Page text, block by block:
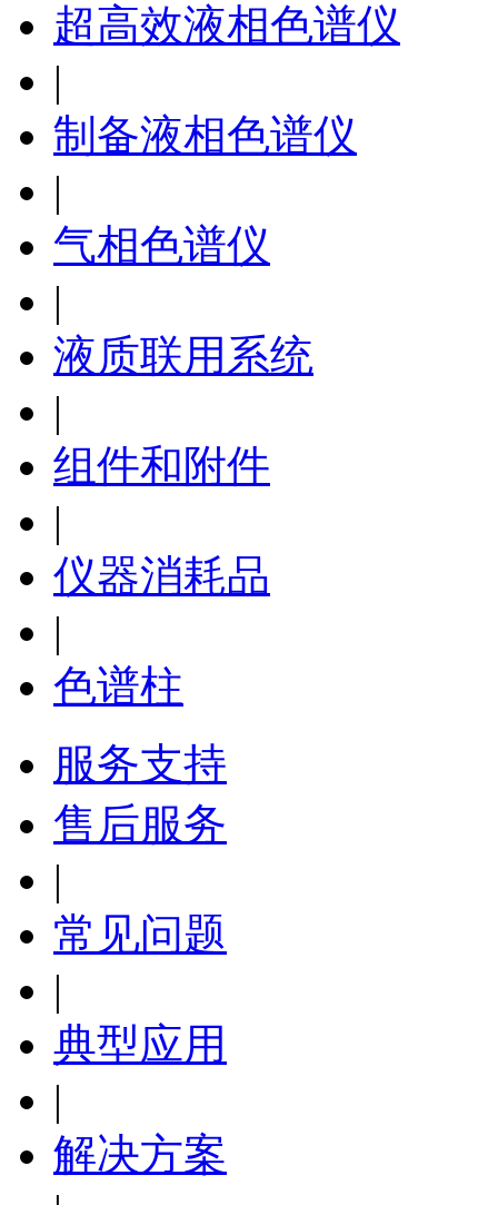
超高效液相色谱仪
|
制备液相色谱仪
|
气相色谱仪
|
液质联用系统
|
组件和附件
|
仪器消耗品
|
色谱柱
服务支持
售后服务
|
常见问题
|
典型应用
|
解决方案